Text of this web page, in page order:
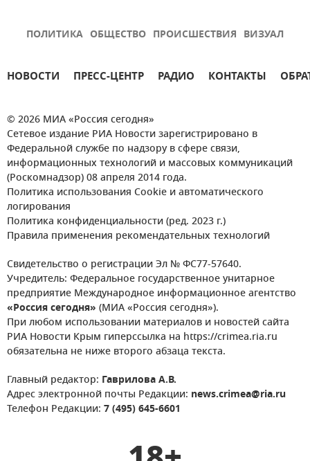
ПОЛИТИКА ОБЩЕСТВО ПРОИСШЕСТВИЯ ВИЗУАЛ
НОВОСТИ ПРЕСС-ЦЕНТР РАДИО КОНТАКТЫ
© 2026 МИА «Россия сегодня»
Сетевое издание РИА Новости зарегистрировано в
Федеральной службе по надзору в сфере связи,
информационных технологий и массовых коммуникаций
(Роскомнадзор) 08 апреля 2014 года.
Политика использования Cookie и автоматического
логирования
Политика конфиденциальности (ред. 2023 г.)
Правила применения рекомендательных технологий
Свидетельство о регистрации Эл № ФС77-57640.
Учредитель: Федеральное государственное унитарное
предприятие Международное информационное агентство
«Россия сегодня» (МИА «Россия сегодня»).
При любом использовании материалов и новостей сайта
РИА Новости Крым гиперссылка на https://crimea.ria.ru
обязательна не ниже второго абзаца текста.
Главный редактор: Гаврилова А.В.
Адрес электронной почты Редакции: news.crimea@ria.ru
Телефон Редакции: 7 (495) 645-6601